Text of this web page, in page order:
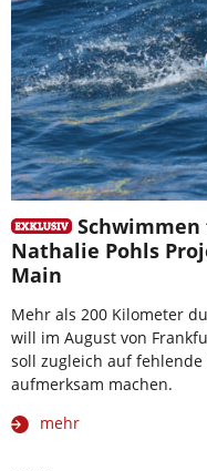
Nathalie Pohls
Main
Mehr als 200 Kilometer
will im August von
soll zugleich auf
aufmerksam machen.
mehr